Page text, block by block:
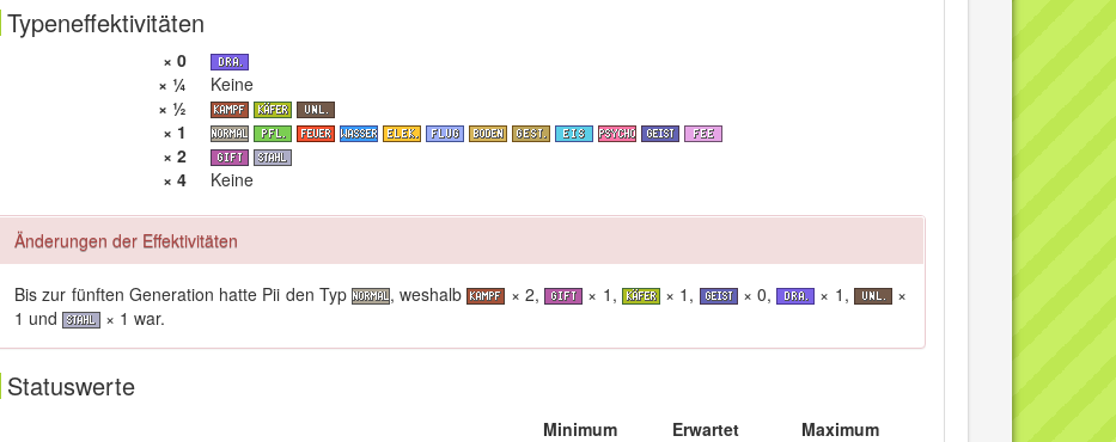
Typeneffektivitäten
× 0
× ¼
Keine
× ½
× 1
× 2
× 4
Keine
Änderungen der Effektivitäten
Bis zur fünften Generation hatte Pii den Typ , weshalb × 2, × 1, × 1, × 0, × 1,
×
1 und
× 1 war.
Statuswerte
Minimum Erwartet
Maximum